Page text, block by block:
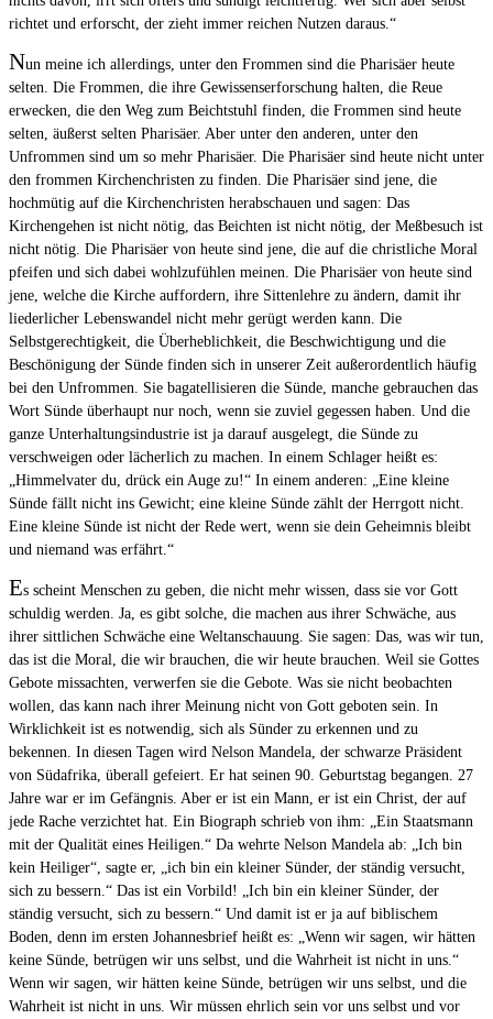
richtet und erforscht, der zieht immer reichen Nutzen daraus.“
Nun meine ich allerdings, unter den Frommen sind die Pharisäer heute
selten. Die Frommen, die ihre Gewissenserforschung halten, die Reue
erwecken, die den Weg zum Beichtstuhl finden, die Frommen sind heute
selten, äußerst selten Pharisäer. Aber unter den anderen, unter den
Unfrommen sind um so mehr Pharisäer. Die Pharisäer sind heute nicht unter
den frommen Kirchenchristen zu finden. Die Pharisäer sind jene, die
hochmütig auf die Kirchenchristen herabschauen und sagen: Das
Kirchengehen ist nicht nötig, das Beichten ist nicht nötig, der Meßbesuch ist
nicht nötig. Die Pharisäer von heute sind jene, die auf die christliche Moral
pfeifen und sich dabei wohlzufühlen meinen. Die Pharisäer von heute sind
jene, welche die Kirche auffordern, ihre Sittenlehre zu ändern, damit ihr
liederlicher Lebenswandel nicht mehr gerügt werden kann. Die
Selbstgerechtigkeit, die Überheblichkeit, die Beschwichtigung und die
Beschönigung der Sünde finden sich in unserer Zeit außerordentlich häufig
bei den Unfrommen. Sie bagatellisieren die Sünde, manche gebrauchen das
Wort Sünde überhaupt nur noch, wenn sie zuviel gegessen haben. Und die
ganze Unterhaltungsindustrie ist ja darauf ausgelegt, die Sünde zu
verschweigen oder lächerlich zu machen. In einem Schlager heißt es:
„Himmelvater du, drück ein Auge zu!“ In einem anderen: „Eine kleine
Sünde fällt nicht ins Gewicht; eine kleine Sünde zählt der Herrgott nicht.
Eine kleine Sünde ist nicht der Rede wert, wenn sie dein Geheimnis bleibt
und niemand was erfährt.“
Es scheint Menschen zu geben, die nicht mehr wissen, dass sie vor Gott
schuldig werden. Ja, es gibt solche, die machen aus ihrer Schwäche, aus
ihrer sittlichen Schwäche eine Weltanschauung. Sie sagen: Das, was wir tun,
das ist die Moral, die wir brauchen, die wir heute brauchen. Weil sie Gottes
Gebote missachten, verwerfen sie die Gebote. Was sie nicht beobachten
wollen, das kann nach ihrer Meinung nicht von Gott geboten sein. In
Wirklichkeit ist es notwendig, sich als Sünder zu erkennen und zu
bekennen. In diesen Tagen wird Nelson Mandela, der schwarze Präsident
von Südafrika, überall gefeiert. Er hat seinen 90. Geburtstag begangen. 27
Jahre war er im Gefängnis. Aber er ist ein Mann, er ist ein Christ, der auf
jede Rache verzichtet hat. Ein Biograph schrieb von ihm: „Ein Staatsmann
mit der Qualität eines Heiligen.“ Da wehrte Nelson Mandela ab: „Ich bin
kein Heiliger“, sagte er, „ich bin ein kleiner Sünder, der ständig versucht,
sich zu bessern.“ Das ist ein Vorbild! „Ich bin ein kleiner Sünder, der
ständig versucht, sich zu bessern.“ Und damit ist er ja auf biblischem
Boden, denn im ersten Johannesbrief heißt es: „Wenn wir sagen, wir hätten
keine Sünde, betrügen wir uns selbst, und die Wahrheit ist nicht in uns.“
Wenn wir sagen, wir hätten keine Sünde, betrügen wir uns selbst, und die
Wahrheit ist nicht in uns. Wir müssen ehrlich sein vor uns selbst und vor